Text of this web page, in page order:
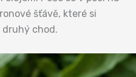
šťávě, které si
chod.